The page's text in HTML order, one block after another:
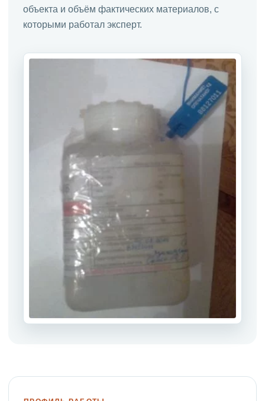
объекта и объём фактических материалов, с
которыми работал эксперт.